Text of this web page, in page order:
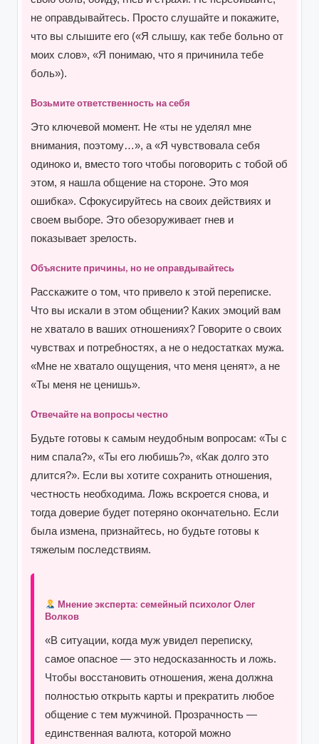
не оправдывайтесь. Просто слушайте и покажите,
что вы слышите его («Я слышу, как тебе больно от
моих слов», «Я понимаю, что я причинила тебе
боль»).
Возьмите ответственность на себя
Это ключевой момент. Не «ты не уделял мне
внимания, поэтому…», а «Я чувствовала себя
одиноко и, вместо того чтобы поговорить с тобой об
этом, я нашла общение на стороне. Это моя
ошибка». Сфокусируйтесь на своих действиях и
своем выборе. Это обезоруживает гнев и
показывает зрелость.
Объясните причины, но не оправдывайтесь
Расскажите о том, что привело к этой переписке.
Что вы искали в этом общении? Каких эмоций вам
не хватало в ваших отношениях? Говорите о своих
чувствах и потребностях, а не о недостатках мужа.
«Мне не хватало ощущения, что меня ценят», а не
«Ты меня не ценишь».
Отвечайте на вопросы честно
Будьте готовы к самым неудобным вопросам: «Ты с
ним спала?», «Ты его любишь?», «Как долго это
длится?». Если вы хотите сохранить отношения,
честность необходима. Ложь вскроется снова, и
тогда доверие будет потеряно окончательно. Если
была измена, признайтесь, но будьте готовы к
тяжелым последствиям.
Мнение эксперта: семейный психолог Олег
Волков
«В ситуации, когда муж увидел переписку,
самое опасное — это недосказанность и ложь.
Чтобы восстановить отношения, жена должна
полностью открыть карты и прекратить любое
общение с тем мужчиной. Прозрачность —
единственная валюта, которой можно